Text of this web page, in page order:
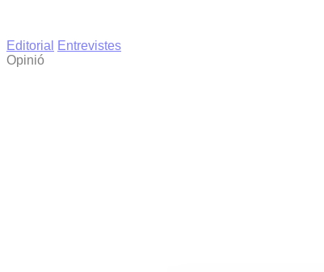
Editorial
Entrevistes
Opinió